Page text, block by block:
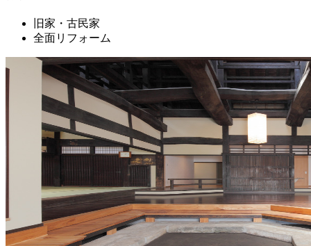
旧家・古民家
全面リフォーム